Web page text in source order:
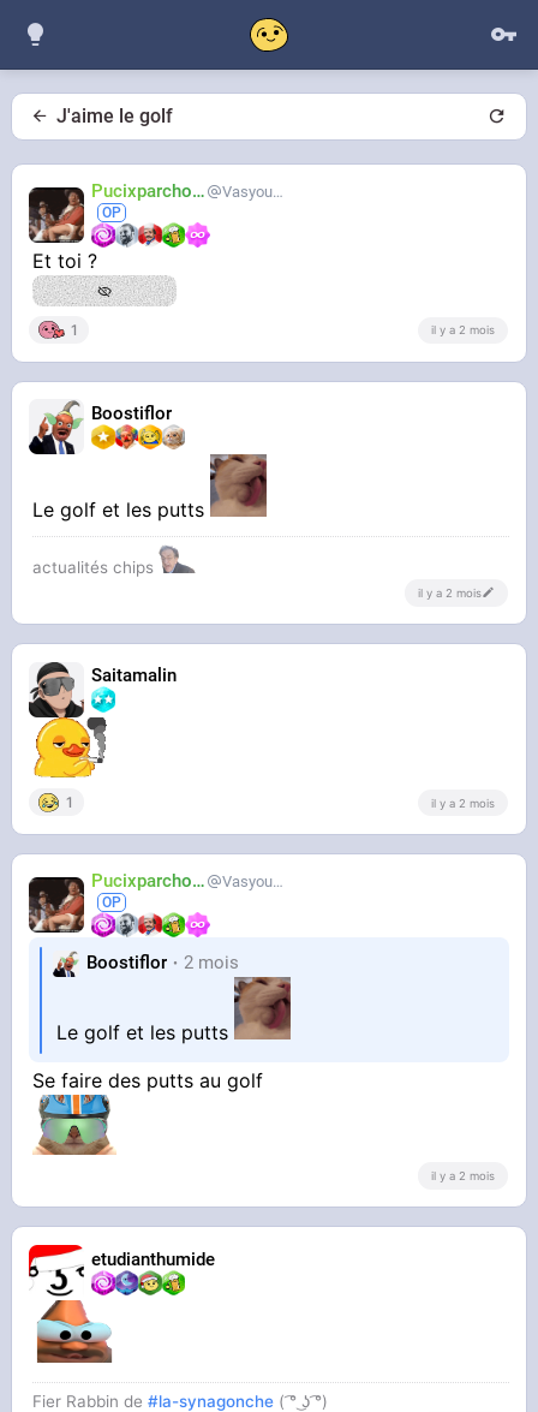
J'aime le golf
Pucixparchoix Vasyouioui_
Et toi ?
NIVEAU 10
1 il y a 2 mois
Boostiflor
Le golf et les putts
actualités chips
il y a 2 mois
Saitamalin
1 il y a 2 mois
Pucixparchoix Vasyouioui_
Boostiflor 2 mois
Le golf et les putts
Se faire des putts au golf
il y a 2 mois
etudianthumide
Fier Rabbin de#la-synagonche ( ͡° ͜ʖ ͡°)